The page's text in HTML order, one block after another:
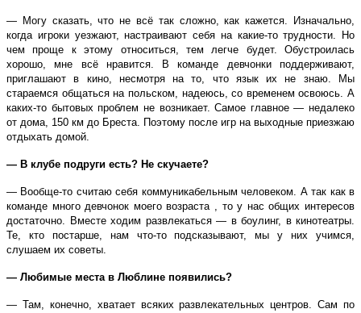
— Могу сказать, что не всё так сложно, как кажется. Изначально,
когда игроки уезжают, настраивают себя на какие-то трудности. Но
чем проще к этому относиться, тем легче будет. Обустроилась
хорошо, мне всё нравится. В команде девчонки поддерживают,
приглашают в кино, несмотря на то, что язык их не знаю. Мы
стараемся общаться на польском, надеюсь, со временем освоюсь. А
каких-то бытовых проблем не возникает. Самое главное — недалеко
от дома, 150 км до Бреста. Поэтому после игр на выходные приезжаю
отдыхать домой.
— В клубе подруги есть? Не скучаете?
— Вообще-то считаю себя коммуникабельным человеком. А так как в
команде много девчонок моего возраста , то у нас общих интересов
достаточно. Вместе ходим развлекаться — в боулинг, в кинотеатры.
Те, кто постарше, нам что-то подсказывают, мы у них учимся,
слушаем их советы.
— Любимые места в Люблине появились?
— Там, конечно, хватает всяких развлекательных центров. Сам по